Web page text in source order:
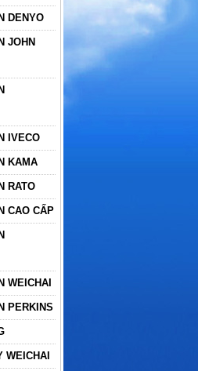
DENYO
JOHN
IVECO
KAMA
RATO
CAO CẤP
WEICHAI
PERKINS
WEICHAI